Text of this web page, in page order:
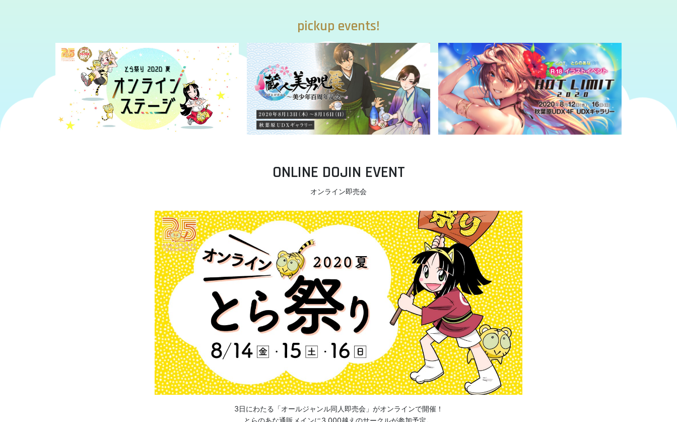
pickup events!
ONLINE DOJIN EVENT
オンライン即売会
3日にわたる「オールジャンル同人即売会」がオンラインで開催！